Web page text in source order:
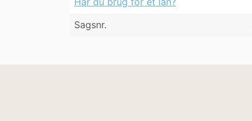
Sagsnr.